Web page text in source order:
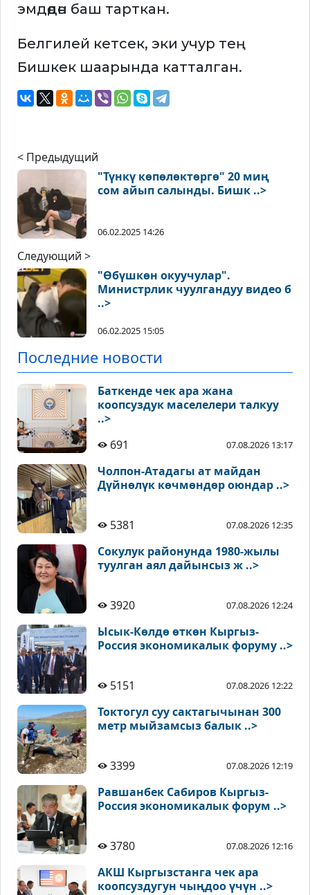
эмдөөдөн баш тарткан.
Белгилей кетсек, эки учур тең
Бишкек шаарында катталган.
< Предыдущий
"Түнкү көпөлөктөргө" 20 миң
сом айып салынды. Бишк ..>
06.02.2025 14:26
Следующий >
"Өбүшкөн окуучулар".
Министрлик чуулгандуу видео б
..>
06.02.2025 15:05
Последние новости
Баткенде чек ара жана
коопсуздук маселелери талкуу
..>
691
07.08.2026 13:17
Чолпон-Атадагы ат майдан
Дүйнөлүк көчмөндөр оюндар ..>
5381 07.08.2026 12:35
Сокулук районунда 1980-жылы
туулган аял дайынсыз ж ..>
3920 07.08.2026 12:24
Ысык-Көлдө өткөн Кыргыз-
Россия экономикалык форуму ..>
5151 07.08.2026 12:22
Токтогул суу сактагычынан 300
метр мыйзамсыз балык ..>
3399 07.08.2026 12:19
Равшанбек Сабиров Кыргыз-
Россия экономикалык форум ..>
3780 07.08.2026 12:16
АКШ Кыргызстанга чек ара
коопсуздугун чыңдоо үчүн ..>